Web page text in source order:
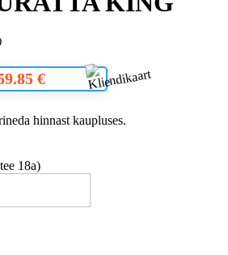
€
hinnast kaupluses.
18a)